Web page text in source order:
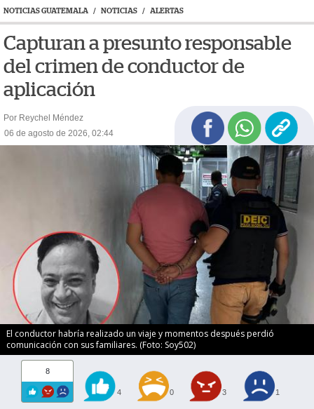
NOTICIAS GUATEMALA / NOTICIAS / ALERTAS
Capturan a presunto responsable
del crimen de conductor de
aplicación
Por Reychel Méndez
06 de agosto de 2026, 02:44
El conductor habría realizado un viaje y momentos después perdió
comunicación con sus familiares. (Foto: Soy502)
8
4 0 3 1